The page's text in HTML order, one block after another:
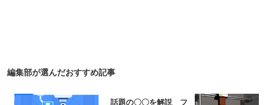
編集部が選んだおすすめ記事
話題の〇〇を解説 フ